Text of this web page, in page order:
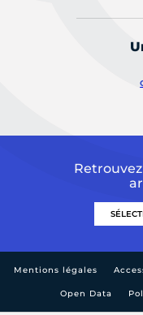
Mentions légales
Open Data